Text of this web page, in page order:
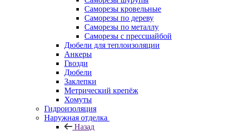
Саморезы кровельные
Саморезы по дереву
Саморезы по металлу
Саморезы с прессшайбой
Дюбели для теплоизоляции
Анкеры
Гвозди
Дюбели
Заклепки
Метрический крепёж
Хомуты
Гидроизоляция
Наружная отделка
Назад